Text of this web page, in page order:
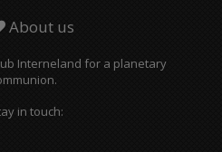
About us
Interneland for a planetary
in touch: